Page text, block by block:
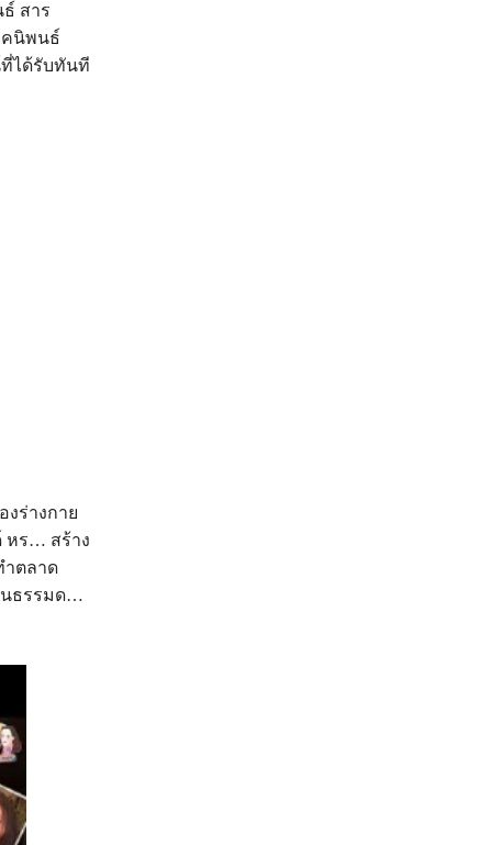
สาร
คนิพนธ์
ที่ได้รับทันที
ร่างกาย
หร… สร้าง
ตลาด
นธรรมด…